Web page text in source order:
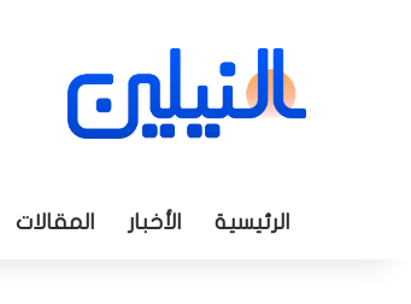
الرئيسية الأخبار المقالات